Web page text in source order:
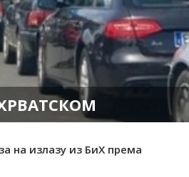
на излазу из БиХ према